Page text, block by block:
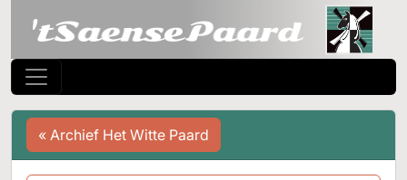
« Archief Het Witte Paard